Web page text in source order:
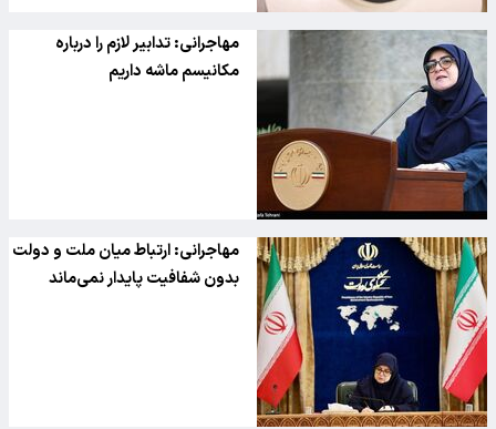
مهاجرانی: تدابیر لازم را درباره
مکانیسم ماشه داریم
مهاجرانی: ارتباط میان ملت و دولت
بدون شفافیت پایدار نمی‌ماند